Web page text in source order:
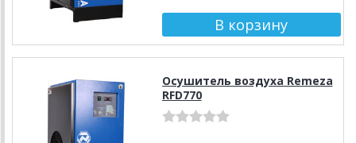
Осушитель воздуха Remeza
RFD770